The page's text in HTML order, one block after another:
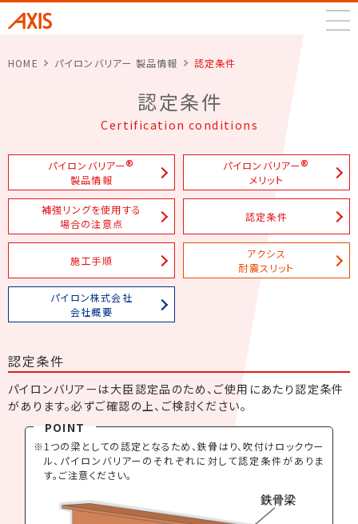
HOME パイロンバリアー 製品情報 認定条件
認定条件
Certification conditions
パイロンバリアー®
製品情報
パイロンバリアー®
メリット
補強リングを使用する
場合の注意点
認定条件
施工手順
アクシス
耐震スリット
パイロン株式会社
会社概要
認定条件
パイロンバリアーは大臣認定品のため、ご使用にあたり認定条件
があります。必ずご確認の上、ご検討ください。
1つの梁としての認定となるため、鉄骨はり、吹付けロックウー
ル、パイロンバリアーのそれぞれに対して認定条件がありま
す。ご注意ください。